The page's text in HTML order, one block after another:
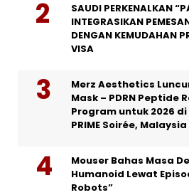
SAUDI PERKENALKAN
INTEGRASIKAN
DENGAN KEMUDAHAN
VISA
Merz Aesthetics
Mask – PDRN Peptide
Program untuk 2026
PRIME Soirée, Malaysia
Mouser Bahas Masa
Humanoid Lewat
Robots”